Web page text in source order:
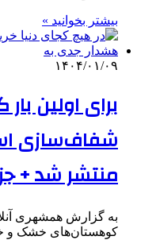
بیشتر بخوانید »
۱۴۰۴/۰۱/۰۹
برای اولین
شفاف‌سازی
منتشر شد +
به گزارش همشهری
کوهستان‌های خشک و